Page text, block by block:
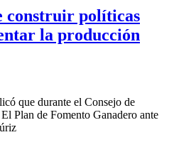
construir políticas
la producción
que durante el Consejo de
Plan de Fomento Ganadero ante